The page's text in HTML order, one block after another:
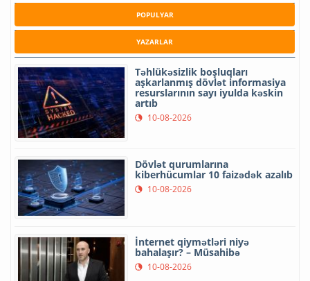
POPULYAR
YAZARLAR
Təhlükəsizlik boşluqları
aşkarlanmış dövlət informasiya
resurslarının sayı iyulda kəskin
artıb
10-08-2026
Dövlət qurumlarına
kiberhücumlar 10 faizədək azalıb
10-08-2026
İnternet qiymətləri niyə
bahalaşır? – Müsahibə
10-08-2026